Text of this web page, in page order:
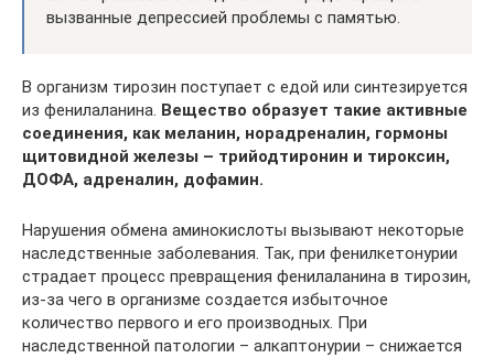
вызванные депрессией проблемы с памятью.
В организм тирозин поступает с едой или синтезируется
из фенилаланина. Вещество образует такие активные
соединения, как меланин, норадреналин, гормоны
щитовидной железы – трийодтиронин и тироксин,
ДОФА, адреналин, дофамин.
Нарушения обмена аминокислоты вызывают некоторые
наследственные заболевания. Так, при фенилкетонурии
страдает процесс превращения фенилаланина в тирозин,
из-за чего в организме создается избыточное
количество первого и его производных. При
наследственной патологии – алкаптонурии – снижается